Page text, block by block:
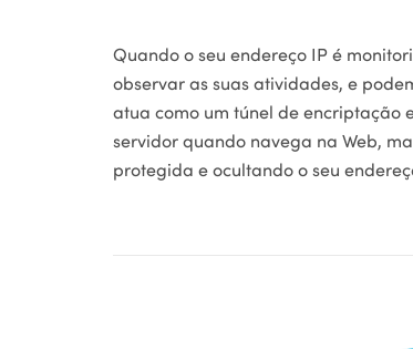
Quando o seu endereço IP é
observar as suas atividades, e
atua como um túnel de encriptação
servidor quando navega na Web,
protegida e ocultando o seu